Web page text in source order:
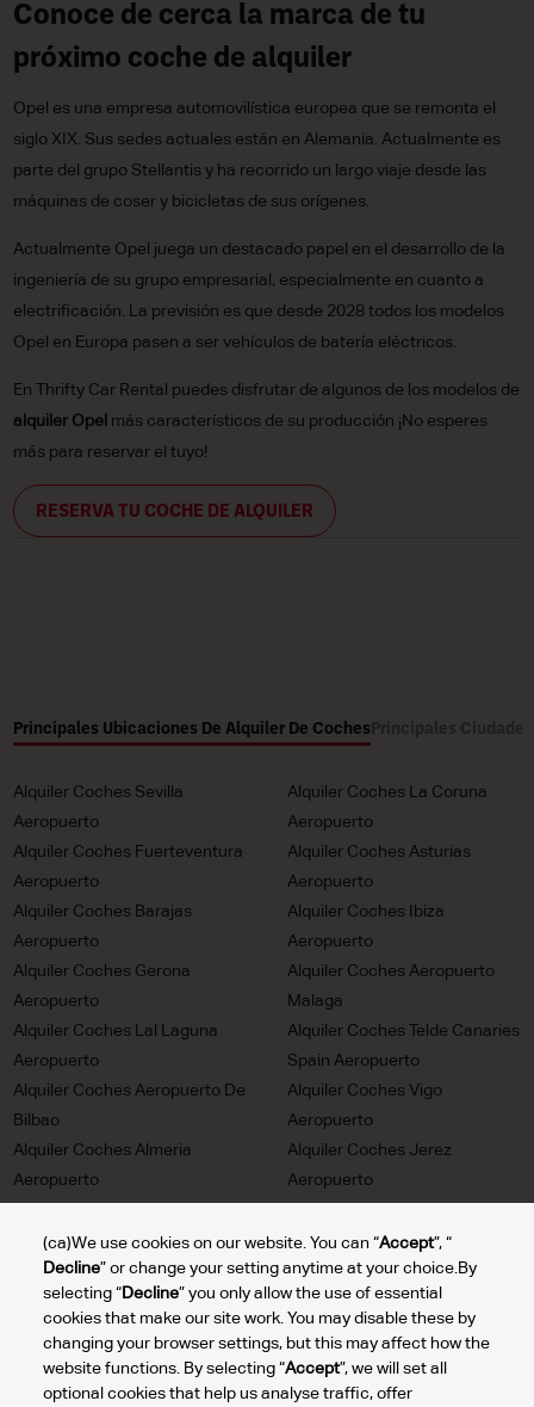
(ca)We use cookies on our website. You can “Accept”, “
Decline” or change your setting anytime at your choice.By
selecting “ Decline” you only allow the use of essential
cookies that make our site work. You may disable these by
changing your browser settings, but this may affect how the
website functions. By selecting “Accept”, we will set all
optional cookies that help us analyse traffic, offer
Conoce de cerca la marca de tu
próximo coche de alquiler
Opel es una empresa automovilística europea que se remonta el
siglo XIX. Sus sedes actuales están en Alemania. Actualmente es
parte del grupo Stellantis y ha recorrido un largo viaje desde las
máquinas de coser y bicicletas de sus orígenes.
Actualmente Opel juega un destacado papel en el desarrollo de la
ingeniería de su grupo empresarial, especialmente en cuanto a
electrificación. La previsión es que desde 2028 todos los modelos
Opel en Europa pasen a ser vehículos de batería eléctricos.
En Thrifty Car Rental puedes disfrutar de algunos de los modelos de
alquiler Opel más característicos de su producción ¡No esperes
más para reservar el tuyo!
RESERVA TU COCHE DE ALQUILER
Principales Ubicaciones De Alquiler De Coches
Alquiler Coches Sevilla
Aeropuerto
Alquiler Coches La Coruna
Aeropuerto
Alquiler Coches Fuerteventura
Aeropuerto
Alquiler Coches Asturias
Aeropuerto
Alquiler Coches Barajas
Aeropuerto
Alquiler Coches Ibiza
Aeropuerto
Alquiler Coches Gerona
Aeropuerto
Alquiler Coches Aeropuerto
Malaga
Alquiler Coches Lal Laguna
Aeropuerto
Alquiler Coches Telde Canaries
Spain Aeropuerto
Alquiler Coches Aeropuerto De
Bilbao
Alquiler Coches Vigo
Aeropuerto
Alquiler Coches Almeria
Aeropuerto
Alquiler Coches Jerez
Aeropuerto
Aeropuerto
Canarie Aeropuerto
Alquiler Coches Villa De Mazo
Aeropuerto
Alquiler Coches Valencia
Aeropuerto
Compostela Aeropuerto
Alquiler Coches Granadilla De
Abona Aeropuerto
Alquiler Coches Santander